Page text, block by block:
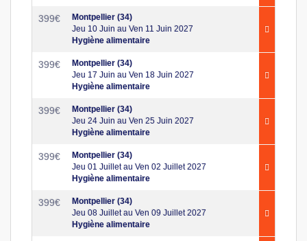
399€
Montpellier (34)
Jeu 10 Juin au Ven 11 Juin 2027
Hygiène alimentaire
399€
Montpellier (34)
Jeu 17 Juin au Ven 18 Juin 2027
Hygiène alimentaire
399€
Montpellier (34)
Jeu 24 Juin au Ven 25 Juin 2027
Hygiène alimentaire
399€
Montpellier (34)
Jeu 01 Juillet au Ven 02 Juillet 2027
Hygiène alimentaire
399€
Montpellier (34)
Jeu 08 Juillet au Ven 09 Juillet 2027
Hygiène alimentaire